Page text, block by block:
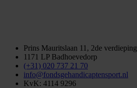
Prins Mauritslaan 11, 2de verdieping
1171 LP Badhoevedorp
(+31) 020 737 21 70
info@fondsgehandicaptensport.nl
KvK: 4114 9296